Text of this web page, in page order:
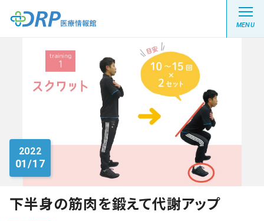
MENU
最新の注目記事
栄養健康レシピ
医療系学生記事
健康川柳
2022
01/17
下半身の筋肉を鍛えて代謝アップ